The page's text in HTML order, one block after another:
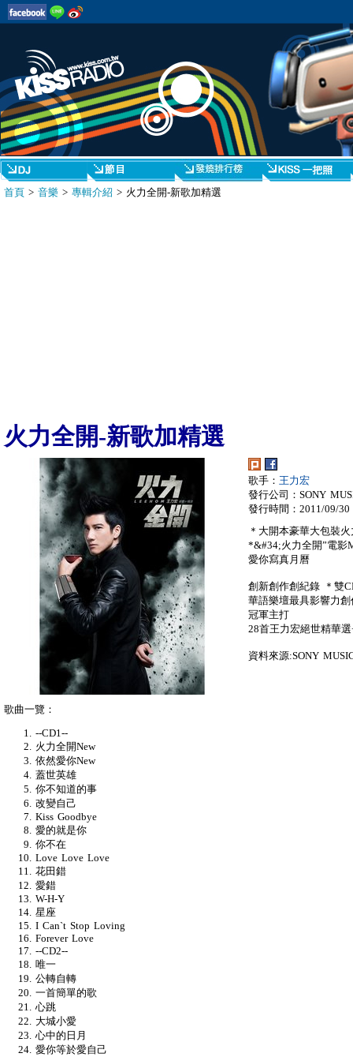
首頁 > 音樂 > 專輯介紹 > 火力全開-新歌加精選
火力全開-新歌加精選
歌手： 王力宏
發行公司：SONY
發行時間：2011/09/30
＊大開本豪華大包裝
*&#34;火力全開”電影
愛你寫真月曆
創新創作創紀錄 ＊雙
華語樂壇最具影響力
冠軍主打
28首王力宏絕世精華
資料來源:SONY
歌曲一覽：
--CD1--
火力全開New
依然愛你New
蓋世英雄
你不知道的事
改變自己
Kiss Goodbye
愛的就是你
你不在
Love Love Love
花田錯
愛錯
W-H-Y
星座
I Can`t Stop Loving
Forever Love
--CD2--
唯一
公轉自轉
一首簡單的歌
心跳
大城小愛
心中的日月
愛你等於愛自己